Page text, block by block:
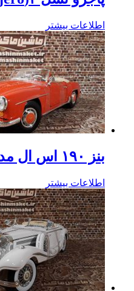
اطلاعات بیشتر
بنز ۱۹۰ اس ال مدل ۱۹۵۵
اطلاعات بیشتر